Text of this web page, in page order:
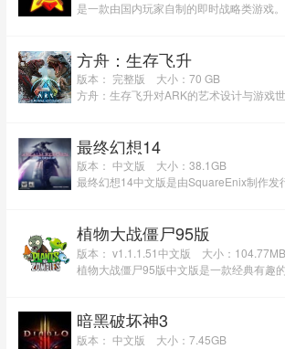
方舟：生存飞升
版本： 完整版
大小：70 GB
最终幻想14
版本： 中文版
大小：38.1GB
植物大战僵尸95版
版本： v1.1.1.51中文版
大小：104.77MB
暗黑破坏神3
版本： 中文版
大小：7.45GB